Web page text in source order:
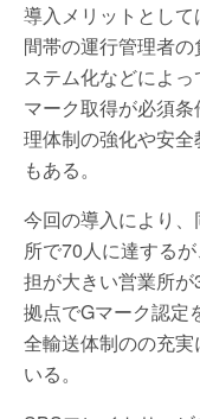
導入メリットとし
間帯の運行管理者
ステム化などによ
マーク取得が必須
理体制の強化や安
もある。
今回の導入により
所で70人に達する
担が大きい営業所
拠点でGマーク認定
全輸送体制のの充
いる。